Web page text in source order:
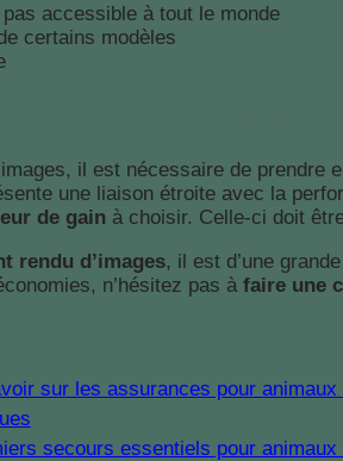
accessible à tout le monde
certains modèles
il est nécessaire de
une liaison étroite avec la
de gain à choisir. Celle-ci doit
rendu d’images, il est d’une
n’hésitez pas à faire une